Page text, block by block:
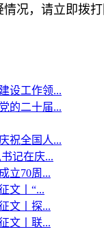
况，请立即拨
设工作领...
的二十届...
祝全国人...
记在庆...
立70周...
文丨“...
文丨探...
文丨联...